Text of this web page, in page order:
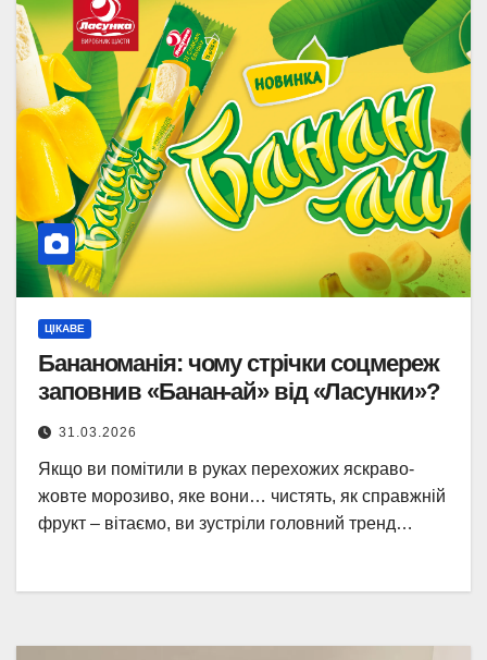
ЦІКАВЕ
Бананоманія: чому стрічки соцмереж
заповнив «Банан-ай» від «Ласунки»?
31.03.2026
Якщо ви помітили в руках перехожих яскраво-
жовте морозиво, яке вони… чистять, як справжній
фрукт – вітаємо, ви зустріли головний тренд…